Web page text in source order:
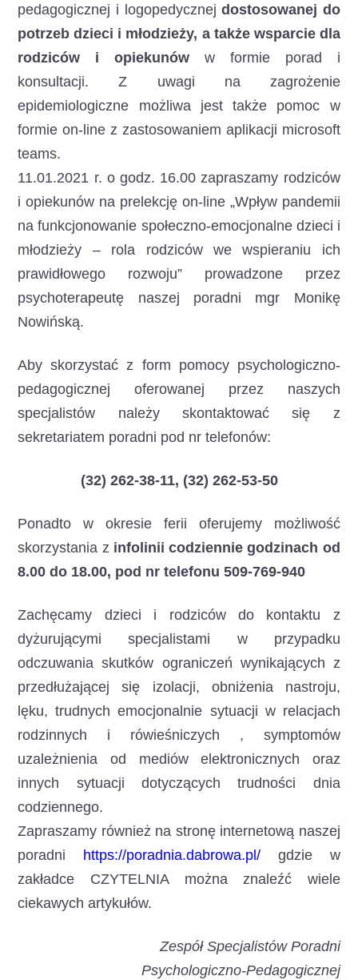
pedagogicznej i logopedycznejdostosowanej do
potrzeb dzieci i młodzieży, a także wsparcie dla
rodziców i opiekunów w formie porad i
konsultacji. Z uwagi na zagrożenie
epidemiologiczne możliwa jest także pomoc w
formie on-line z zastosowaniem aplikacji microsoft
teams.
11.01.2021 r. o godz. 16.00 zapraszamy rodziców
i opiekunów na prelekcję on-line „Wpływ pandemii
na funkcjonowanie społeczno-emocjonalne dzieci i
młodzieży – rola rodziców we wspieraniu ich
prawidłowego rozwoju” prowadzone przez
psychoterapeutę naszej poradni mgr Monikę
Nowińską.
Aby skorzystać z form pomocy psychologiczno-
pedagogicznej oferowanej przez naszych
specjalistów należy skontaktować się z
sekretariatem poradni pod nr telefonów:
(32) 262-38-11, (32) 262-53-50
Ponadto w okresie ferii oferujemy możliwość
skorzystania z infolinii codziennie godzinach od
8.00 do 18.00, pod nr telefonu 509-769-940
Zachęcamy dzieci i rodziców do kontaktu z
dyżurującymi specjalistami w przypadku
odczuwania skutków ograniczeń wynikających z
przedłużającej się izolacji, obniżenia nastroju,
lęku, trudnych emocjonalnie sytuacji w relacjach
rodzinnych i rówieśniczych , symptomów
uzależnienia od mediów elektronicznych oraz
innych sytuacji dotyczących trudności dnia
codziennego.
Zapraszamy również na stronę internetową naszej
poradni https://poradnia.dabrowa.pl/ gdzie w
zakładce CZYTELNIA można znaleźć wiele
ciekawych artykułów.
Zespół Specjalistów Poradni
Psychologiczno-Pedagogicznej